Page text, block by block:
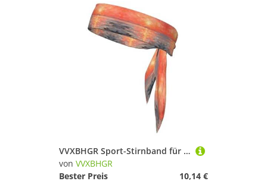
VVXBHGR Sport-Stirnband für Damen und Herren, weich und atmungsaktiv, feuchtigkeitsableitend, sportlich
von VVXBHGR
Bester Preis
10,14 €